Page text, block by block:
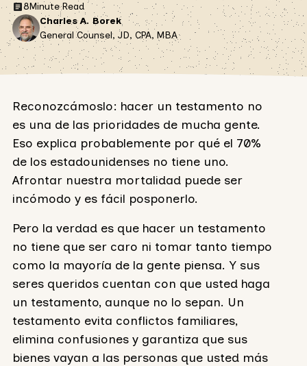
8Minute Read
Charles A. Borek
General Counsel, JD, CPA, MBA
Reconozcámoslo: hacer un testamento no
es una de las prioridades de mucha gente.
Eso explica probablemente por qué el 70%
de los estadounidenses no tiene uno.
Afrontar nuestra mortalidad puede ser
incómodo y es fácil posponerlo.
Pero la verdad es que hacer un testamento
no tiene que ser caro ni tomar tanto tiempo
como la mayoría de la gente piensa. Y sus
seres queridos cuentan con que usted haga
un testamento, aunque no lo sepan. Un
testamento evita conflictos familiares,
elimina confusiones y garantiza que sus
bienes vayan a las personas que usted más